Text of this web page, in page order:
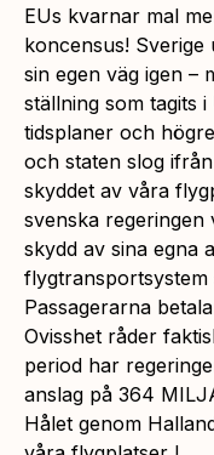
EUs kvarnar mal
koncensus! Sverige
sin egen väg igen –
ställning som tagits
tidsplaner och
och staten slog
skyddet av våra
svenska
skydd av sina egna
flygtransportsystem
Passagerarna
Ovisshet råder
period har
anslag på 364
Hålet genom